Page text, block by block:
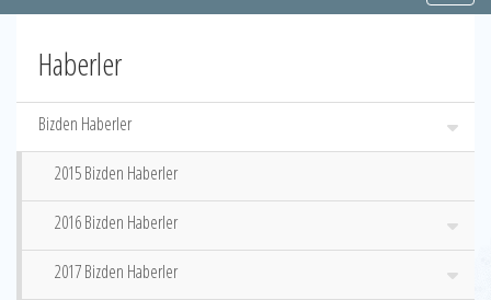
Haberler
Bizden Haberler
2015 Bizden Haberler
2016 Bizden Haberler
2017 Bizden Haberler